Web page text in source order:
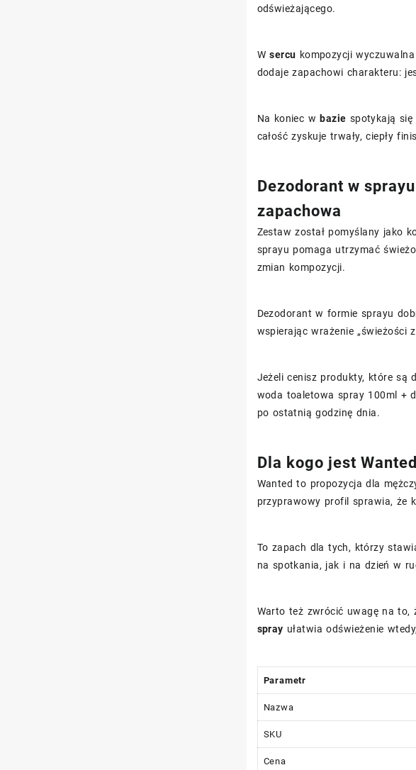
odświeżającego.
Wsercu kompozycji
dodaje zapachowi charakteru:
Na koniec w bazie spotykają
całość zyskuje trwały, ciepły
Dezodorant w
zapachowa
Zestaw został pomyślany jako
sprayu pomaga utrzymać
zmian kompozycji.
Dezodorant w formie sprayu
wspierając wrażenie „świeżości
Jeżeli cenisz produkty, które są
woda toaletowa spray 100ml +
po ostatnią godzinę dnia.
Dla kogo jest
Wanted to propozycja dla
przyprawowy profil sprawia, że
To zapach dla tych, którzy
na spotkania, jak i na dzień w
Warto też zwrócić uwagę na to,
spray ułatwia odświeżenie
Parametr
Nazwa
SKU
Cena